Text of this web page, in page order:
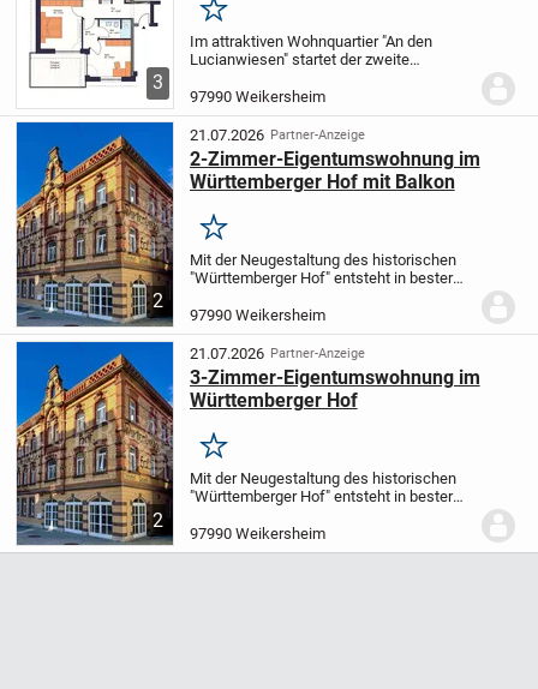
3
Merken
Im attraktiven Wohnquartier "An den
Lucianwiesen" startet der zweite
Abschluss des ersten Bauabschnitts
entstehen nun weitere 27 moderne
Neubauwohnungen in einer...
97990 Weikersheim
2
21.07.2026 Partner-Anzeige
2-Zimmer-Eigentumswohnung im
Württemberger Hof mit Balkon
Merken
Mit der Neugestaltung des historischen
"Württemberger Hof" entsteht in bester
einzigartiges Wohnprojekt mit insgesamt
14 hochwertigen Eigentumswohnungen.
Das...
97990 Weikersheim
2
21.07.2026 Partner-Anzeige
3-Zimmer-Eigentumswohnung im
Württemberger Hof
Merken
Mit der Neugestaltung des historischen
"Württemberger Hof" entsteht in bester
einzigartiges Wohnprojekt mit insgesamt
14 hochwertigen Eigentumswohnungen.
97990 Weikersheim